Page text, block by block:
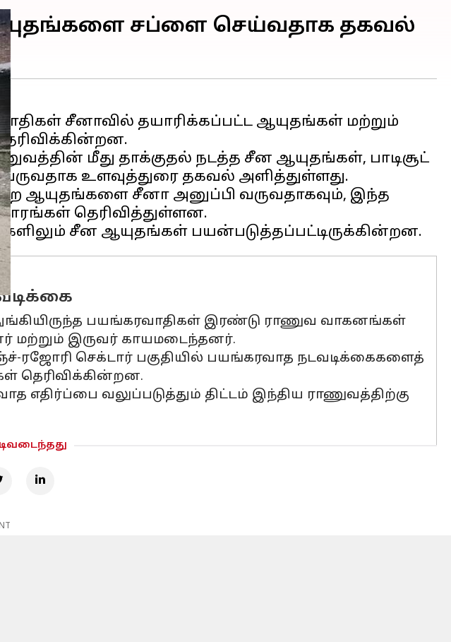
சப்ளை செய்வதாக தகவல்
சீனாவில் தயாரிக்கப்பட்ட ஆயுதங்கள் மற்றும்
மீது தாக்குதல் நடத்த சீன ஆயுதங்கள், பாடிசூட்
உளவுத்துரை தகவல் அளித்துள்ளது.
ஆயுதங்களை சீனா அனுப்பி வருவதாகவும், இந்த
தெரிவித்துள்ளன.
பயங்கரவாதிகள் இரண்டு ராணுவ வாகனங்கள்
மற்றும் இருவர் காயமடைந்தனர்.
ரஜோரி செக்டார் பகுதியில் பயங்கரவாத நடவடிக்கைகளைத்
தெரிவிக்கின்றன.
எதிர்ப்பை வலுப்படுத்தும் திட்டம் இந்திய ராணுவத்திற்கு